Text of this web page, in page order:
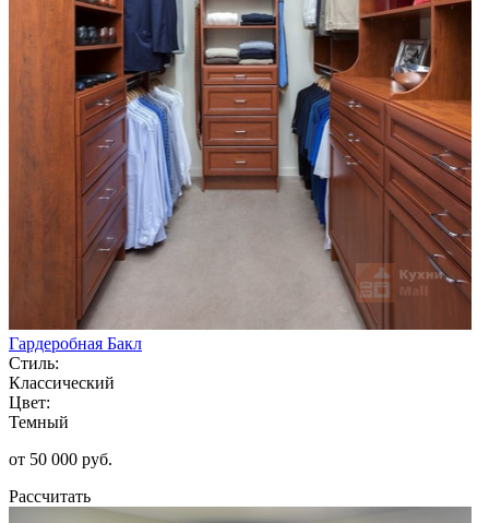
Гардеробная Бакл
Стиль:
Классический
Цвет:
Темный
от 50 000 руб.
Рассчитать